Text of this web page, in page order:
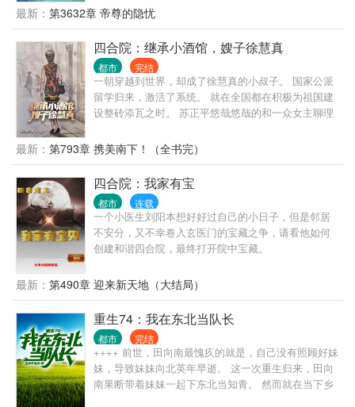
居地点的路上，他依靠金手指搜集各种物资和学习各
种技能，最终在三国边境隐居生活。 建设房屋，饲养
牲畜，种植作物，还要每天烧砖瓦，烧木炭，奇迹般
的建立起了一个庞大的私人庄园。 在这个过程中，庄
园里的家人逐渐增多，儿女成群。 21世纪后，一个庞
大的家族登上了舞台。 本书属于长篇，日常比较多，
没有乱七八糟的人际关系，对话也很少，不喜欢此类
型的，请谨慎。最后，本书非逻辑文，合理文，较真
最新： 第3632章 帝尊的隐忧
四合院：继承小酒馆，嫂子徐慧真
都市 完结
一朝穿越到世界，却成了徐慧真的小叔子。 国家公派
留学归来，激活了系统。 就在全国都在积极为祖国建
设整砖添瓦之时。 苏正平悠哉悠哉的和一众女主聊理
大清你要跑路？ 行呀！你走吧！但是你也不想雨水变
成没人管的野孩子吧。 什么？秦淮茹同志，你家里没
粮吃了？ 我有呀！不过你看这非亲非故的，也不能让
我白帮忙吧！ 什么？马上风暴要来了？ 不怕！...... 苏
正平一个21世纪的人，却迷失在了物欲横流的年代
里。 不过！只要国家强大了，就让我自甘堕落吧！
我……苏正平认了！
最新： 第793章 携美南下！（全书完）
四合院：我家有宝
都市 连载
一个小医生刘阳本想好好过自己的小日子，但是邻居
不安分，又不幸卷入玄医门的宝藏之争，请看他如何
创建和谐四合院，最终打开院中宝藏。
最新： 第490章 迎来新天地（大结局）
重生74：我在东北当队长
都市 完结
++++ 前世，田向南最愧疚的就是，自己没有照顾好妹
妹，导致妹妹向北英年早逝。 这一次重生归来，田向
南果断带着妹妹一起下东北当知青。 然而就在当下乡